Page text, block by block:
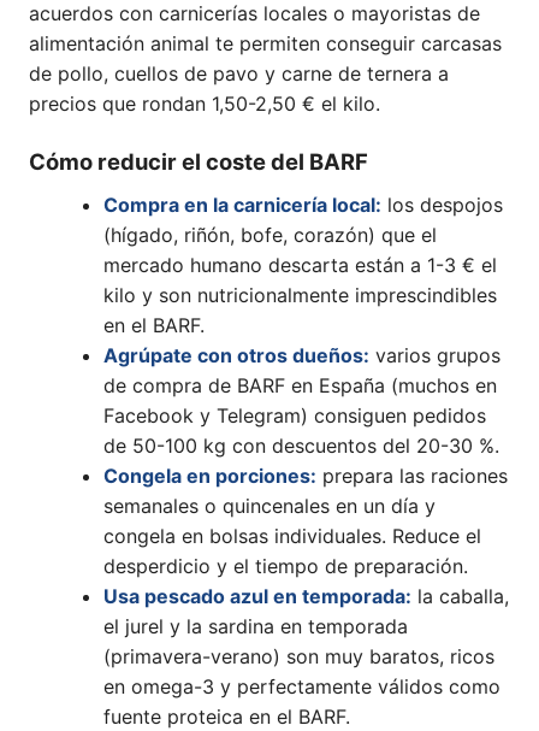
acuerdos con carnicerías locales o mayoristas de
alimentación animal te permiten conseguir carcasas
de pollo, cuellos de pavo y carne de ternera a
precios que rondan 1,50-2,50 € el kilo.
Cómo reducir el coste del BARF
Compra en la carnicería local: los despojos
(hígado, riñón, bofe, corazón) que el
mercado humano descarta están a 1-3 € el
kilo y son nutricionalmente imprescindibles
en el BARF.
Agrúpate con otros dueños: varios grupos
de compra de BARF en España (muchos en
Facebook y Telegram) consiguen pedidos
de 50-100 kg con descuentos del 20-30 %.
Congela en porciones: prepara las raciones
semanales o quincenales en un día y
congela en bolsas individuales. Reduce el
desperdicio y el tiempo de preparación.
Usa pescado azul en temporada: la caballa,
el jurel y la sardina en temporada
(primavera-verano) son muy baratos, ricos
en omega-3 y perfectamente válidos como
fuente proteica en el BARF.